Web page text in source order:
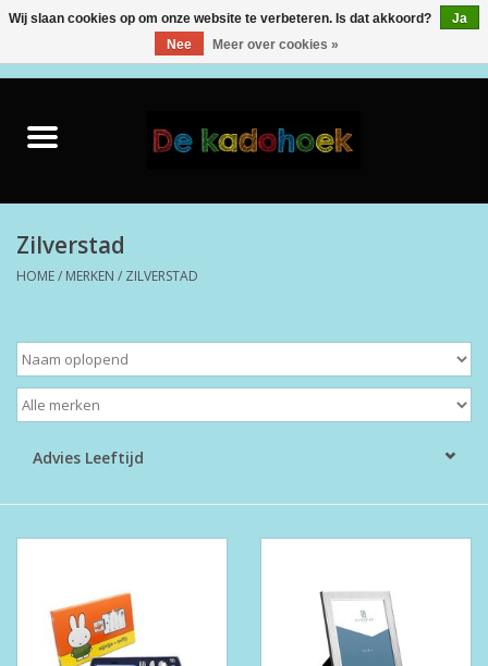
Speelgoed
Creatief
Puzzels & Spellen
Collectables
Zilverstad
HOME/ MERKEN / ZILVERSTAD
Advies Leeftijd
Wij slaan cookies op om onze website te verbeteren. Is dat akkoord?
Ja
Nee
Meer over cookies »